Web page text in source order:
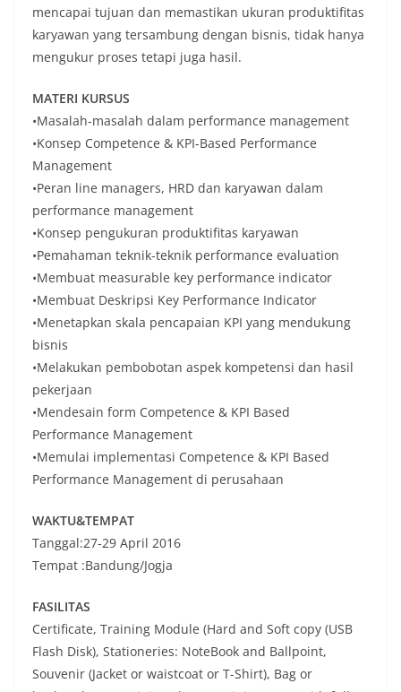
mencapai tujuan dan memastikan ukuran produktifitas
karyawan yang tersambung dengan bisnis, tidak hanya
mengukur proses tetapi juga hasil.
MATERI KURSUS
•Masalah-masalah dalam performance management
•Konsep Competence & KPI-Based Performance
Management
•Peran line managers, HRD dan karyawan dalam
performance management
•Konsep pengukuran produktifitas karyawan
•Pemahaman teknik-teknik performance evaluation
•Membuat measurable key performance indicator
•Membuat Deskripsi Key Performance Indicator
•Menetapkan skala pencapaian KPI yang mendukung
bisnis
•Melakukan pembobotan aspek kompetensi dan hasil
pekerjaan
•Mendesain form Competence & KPI Based
Performance Management
•Memulai implementasi Competence & KPI Based
Performance Management di perusahaan
WAKTU&TEMPAT
Tanggal:27-29 April 2016
Tempat :Bandung/Jogja
FASILITAS
Certificate, Training Module (Hard and Soft copy (USB
Flash Disk), Stationeries: NoteBook and Ballpoint,
Souvenir (Jacket or waistcoat or T-Shirt), Bag or